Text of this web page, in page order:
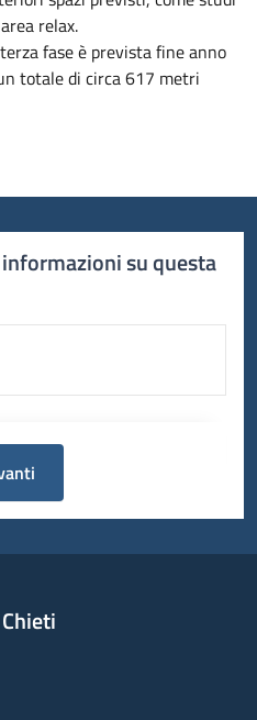
relax.
fase è prevista fine anno
totale di circa 617 metri
su questa